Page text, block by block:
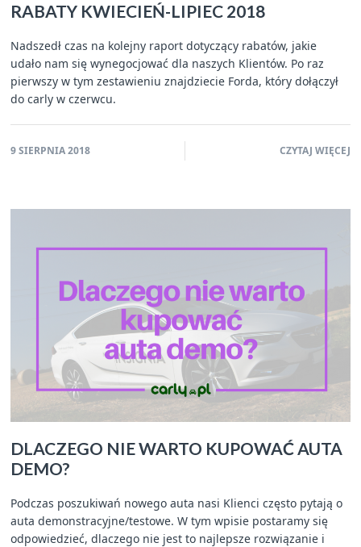
RABATY KWIECIEŃ-LIPIEC 2018
Nadszedł czas na kolejny raport dotyczący rabatów, jakie
udało nam się wynegocjować dla naszych Klientów. Po raz
pierwszy w tym zestawieniu znajdziecie Forda, który dołączył
do carly w czerwcu.
9 SIERPNIA 2018 CZYTAJ WIĘCEJ
DLACZEGO NIE WARTO KUPOWAĆ AUTA
DEMO?
Podczas poszukiwań nowego auta nasi Klienci często pytają o
auta demonstracyjne/testowe. W tym wpisie postaramy się
odpowiedzieć, dlaczego nie jest to najlepsze rozwiązanie i